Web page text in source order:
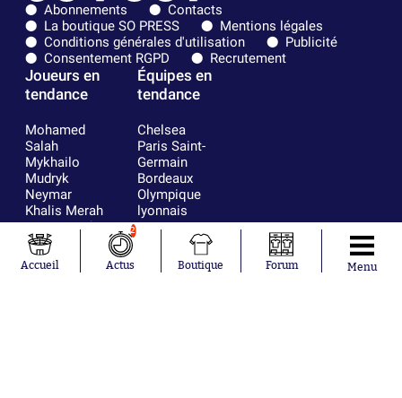
Abonnements
Contacts
La boutique SO PRESS
Mentions légales
Conditions générales d'utilisation
Publicité
Consentement RGPD
Recrutement
Joueurs en
tendance
Mohamed
Salah
Mykhailo
Mudryk
Neymar
Khalis Merah
Loïs Openda
Moussa
Niakhaté
Équipes en
tendance
Chelsea
Paris Saint-
Germain
Bordeaux
Olympique
lyonnais
FIFA
Real Madrid
RC Strasbourg
AC Milan
Accueil
2
Actus Boutique Forum Menu